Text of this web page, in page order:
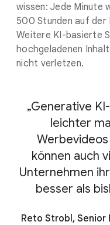
wissen: Jede Minute
500 Stunden auf
Weitere KI-basierte
hochgeladenen
nicht verletzen.
„Generative
leichter
können auch
Unternehmen
besser als
Reto Strobl, Senior